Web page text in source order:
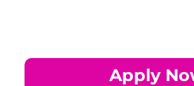
Apply